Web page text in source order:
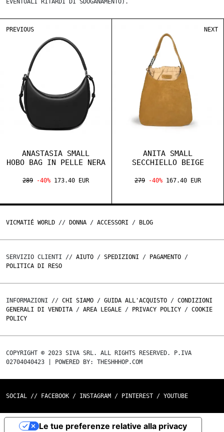
EVENTUALI RITARDI DI SDOGANAMENTO).
PREVIOUS
ANASTASIA SMALL
HOBO BAG IN PELLE NERA
289 -40% 173.40 EUR
ANITA SMALL
SECCHIELLO BEIGE
279 -40% 167.40 EUR
NEXT
VICMATIÉ WORLD // DONNA / ACCESSORI / BLOG
SERVIZIO CLIENTI // AIUTO / SPEDIZIONI / PAGAMENTO /
POLITICA DI RESO
INFORMAZIONI // CHI SIAMO / GUIDA ALL'ACQUISTO / CONDIZIONI
GENERALI DI VENDITA / AREA LEGALE / PRIVACY POLICY / COOKIE
POLICY
COPYRIGHT © 2023 SIVA SRL. ALL RIGHTS RESERVED. P.IVA
02704040423 | POWERED BY: THESHHHOP.COM
SOCIAL // FACEBOOK / INSTAGRAM / PINTEREST / YOUTUBE
Le tue preferenze relative alla privacy